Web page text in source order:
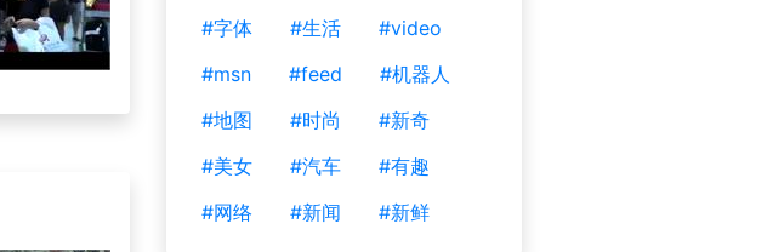
#字体
#生活
#video
#msn
#feed
#机器人
#地图
#时尚
#新奇
#美女
#汽车
#有趣
#网络
#新闻 #新鲜